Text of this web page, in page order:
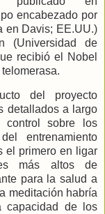
encabezado por
en Davis; EE.UU.)
(Universidad de
recibió el Nobel
del proyecto
detallados a largo
control sobre los
entrenamiento
el primero en ligar
más altos de
para la salud a
meditación habría
capacidad de los